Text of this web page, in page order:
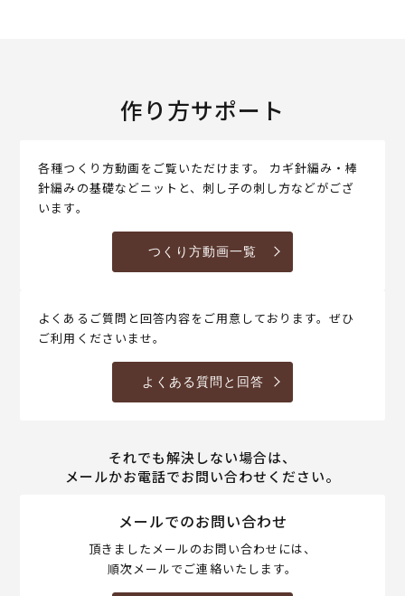
作り方サポート
各種つくり方動画をご覧いただけます。 カギ針編み・棒
針編みの基礎などニットと、刺し子の刺し方などがござ
います。
つくり方動画一覧
よくあるご質問と回答内容をご用意しております。ぜひ
ご利用くださいませ。
よくある質問と回答
それでも解決しない場合は、
メールかお電話でお問い合わせください。
メールでのお問い合わせ
頂きましたメールのお問い合わせには、
順次メールでご連絡いたします。